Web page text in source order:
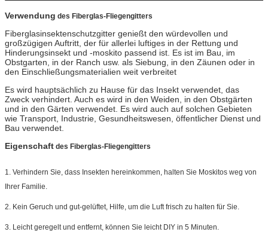
Verwendung des Fiberglas-Fliegengitters
Fiberglasinsektenschutzgitter genießt den würdevollen und
großzügigen Auftritt, der für allerlei luftiges in der Rettung und
Hinderungsinsekt und -moskito passend ist. Es ist im Bau, im
Obstgarten, in der Ranch usw. als Siebung, in den Zäunen oder in
den Einschließungsmaterialien weit verbreitet
Es wird hauptsächlich zu Hause für das Insekt verwendet, das
Zweck verhindert. Auch es wird in den Weiden, in den Obstgärten
und in den Gärten verwendet. Es wird auch auf solchen Gebieten
wie Transport, Industrie, Gesundheitswesen, öffentlicher Dienst und
Bau verwendet.
Eigenschaft des Fiberglas-Fliegengitters
1. Verhindern Sie, dass Insekten hereinkommen, halten Sie Moskitos weg von
Ihrer Familie.
2. Kein Geruch und gut-gelüftet, Hilfe, um die Luft frisch zu halten für Sie.
3. Leicht geregelt und entfernt, können Sie leicht DIY in 5 Minuten.